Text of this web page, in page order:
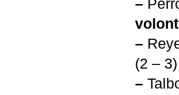
–
–
(2 – 3)
–